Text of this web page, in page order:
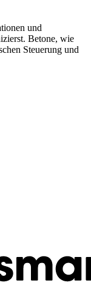
und
Betone, wie
Steuerung und